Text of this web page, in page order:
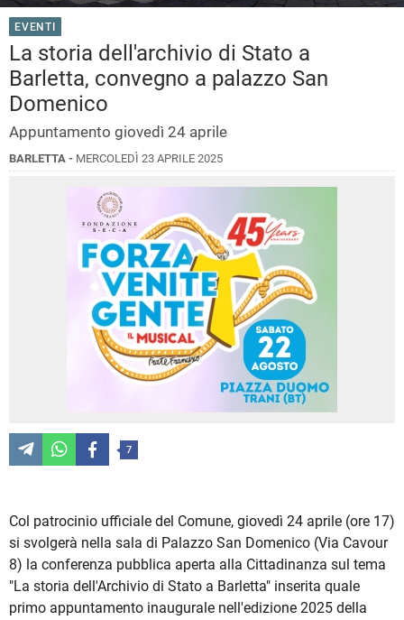
EVENTI
La storia dell'archivio di Stato a
Barletta, convegno a palazzo San
Domenico
Appuntamento giovedì 24 aprile
BARLETTA - MERCOLEDÌ 23 APRILE 2025
7
Col patrocinio ufficiale del Comune, giovedì 24 aprile (ore 17)
si svolgerà nella sala di Palazzo San Domenico (Via Cavour
8) la conferenza pubblica aperta alla Cittadinanza sul tema
"La storia dell'Archivio di Stato a Barletta" inserita quale
primo appuntamento inaugurale nell'edizione 2025 della